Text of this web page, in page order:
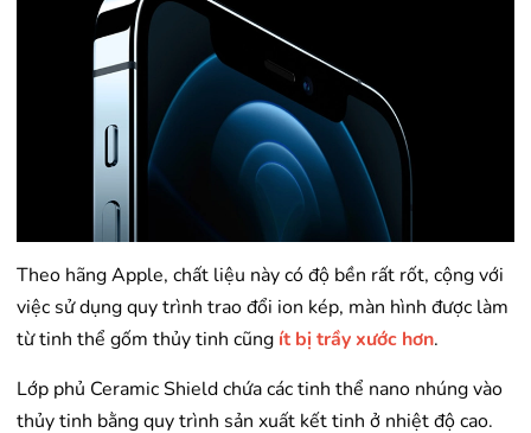
Theo hãng Apple, chất liệu này có độ bền rất rốt, cộng với
việc sử dụng quy trình trao đổi ion kép, màn hình được làm
từ tinh thể gốm thủy tinh cũng ít bị trầy xước hơn.
Lớp phủ Ceramic Shield chứa các tinh thể nano nhúng vào
thủy tinh bằng quy trình sản xuất kết tinh ở nhiệt độ cao.